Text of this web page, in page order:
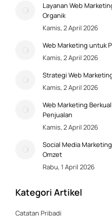
Layanan Web
Organik
Kamis, 2 April 2026
Web Marketing untuk
Kamis, 2 April 2026
Strategi Web
Kamis, 2 April 2026
Web Marketing
Penjualan
Kamis, 2 April 2026
Social Media
Omzet
Rabu, 1 April 2026
Kategori Artikel
Catatan Pribadi